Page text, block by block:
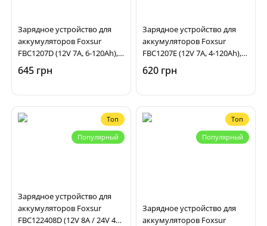
Зарядное устройство для
аккумуляторов Foxsur
FBC1207D (12V 7A, 6-120Ah),
импульсное,
автоматическое
645 грн
Зарядное устройство для
аккумуляторов Foxsur
FBC1207E (12V 7A, 4-120Ah),
импульсное,
автоматическое
620 грн
Топ
Популярный
Зарядное устройство для
аккумуляторов Foxsur
FBC122408D (12V 8A / 24V 4A,
Топ
Популярный
Зарядное устройство для
аккумуляторов Foxsur